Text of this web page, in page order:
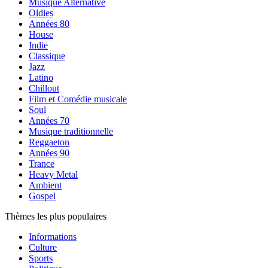
Musique Alternative
Oldies
Années 80
House
Indie
Classique
Jazz
Latino
Chillout
Film et Comédie musicale
Soul
Années 70
Musique traditionnelle
Reggaeton
Années 90
Trance
Heavy Metal
Ambient
Gospel
Thèmes les plus populaires
Informations
Culture
Sports